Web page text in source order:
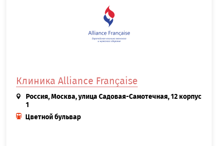
Клиника Alliance Française
Россия, Москва, улица Садовая-Самотечная, 12 корпус
1
Цветной бульвар